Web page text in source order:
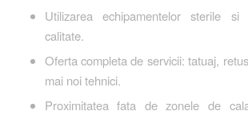
Utilizarea echipamentelor sterile si
calitate.
Oferta completa de servicii: tatuaj,
mai noi tehnici.
Proximitatea fata de zonele de